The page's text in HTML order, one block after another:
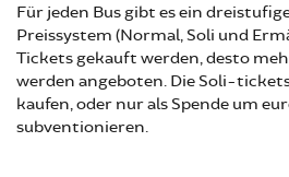
Für jeden Bus gibt es ein
Preissystem (Normal, Soli und
Tickets gekauft werden, desto
werden angeboten. Die Soli-
kaufen, oder nur als Spende um
subventionieren.